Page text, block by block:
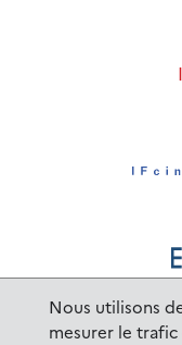
Nous utilisons
mesurer le trafic